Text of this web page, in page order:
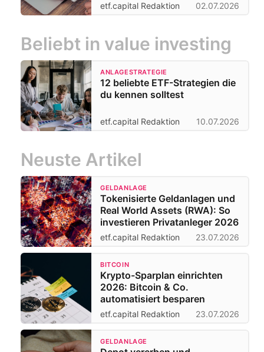
etf.capital Redaktion 02.07.2026
Beliebt in value investing
ANLAGESTRATEGIE
12 beliebte ETF-Strategien die
du kennen solltest
etf.capital Redaktion 10.07.2026
Neuste Artikel
GELDANLAGE
Tokenisierte Geldanlagen und
Real World Assets (RWA): So
investieren Privatanleger 2026
etf.capital Redaktion 23.07.2026
BITCOIN
Krypto-Sparplan einrichten
2026: Bitcoin & Co.
automatisiert besparen
etf.capital Redaktion 23.07.2026
GELDANLAGE